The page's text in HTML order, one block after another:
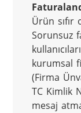
Ürün sıfır
Sorunsuz
kurumsal
(Firma
TC Kimlik
mesaj